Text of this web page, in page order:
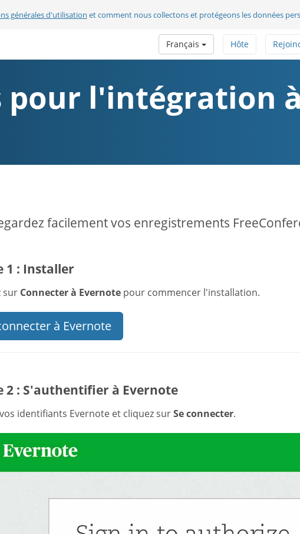
générales d'utilisation et comment nous collectons et protégeons les données
Hôte
Français
l'intégration
facilement vos enregistrements
1 : Installer
sur Connecter à Evernotepour commencer l'installation.
à Evernote
2 : S'authentifier à Evernote
identifiants Evernote et cliquez surSe connecter.